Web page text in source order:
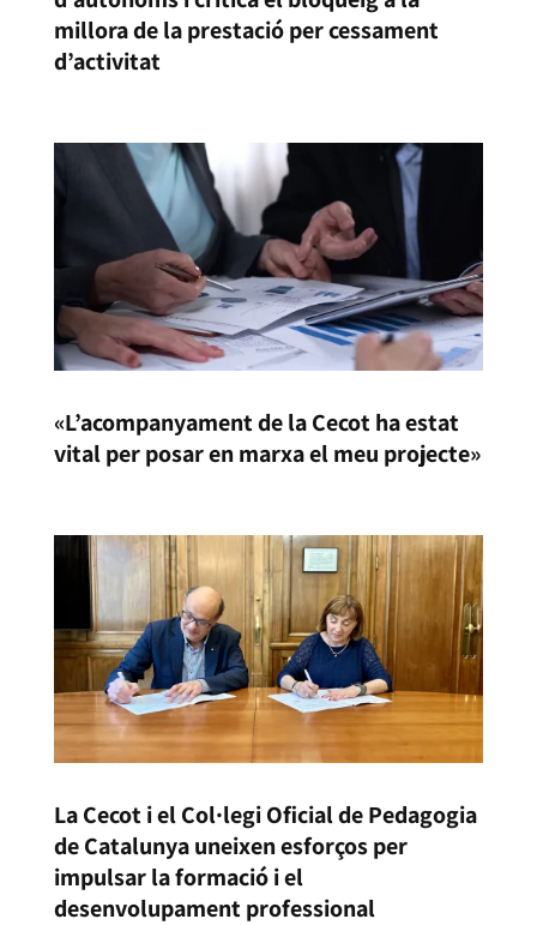
millora de la prestació per cessament
d’activitat
«L’acompanyament de la Cecot ha estat
vital per posar en marxa el meu projecte»
La Cecot i el Col·legi Oficial de Pedagogia
de Catalunya uneixen esforços per
impulsar la formació i el
desenvolupament professional